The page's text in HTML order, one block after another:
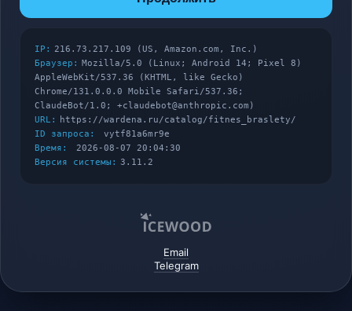
IP: 216.73.217.109 (US, Amazon.com, Inc.)
Браузер: Mozilla/5.0 (Linux; Android 14; Pixel 8)
AppleWebKit/537.36 (KHTML, like Gecko)
Chrome/131.0.0.0 Mobile Safari/537.36;
ClaudeBot/1.0; +claudebot@anthropic.com)
URL:
https://wardena.ru/catalog/fitnes_braslety/
ID запроса:
vytf81a6mr9e
Время:
2026-08-07 20:04:30
Версия системы: 3.11.2
Email
Telegram